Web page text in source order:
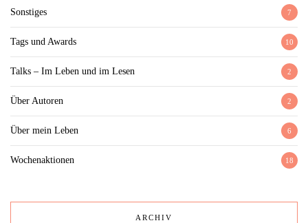
Sonstiges 7
Tags und Awards 10
Talks – Im Leben und im Lesen 2
Über Autoren 2
Über mein Leben 6
Wochenaktionen 18
ARCHIV